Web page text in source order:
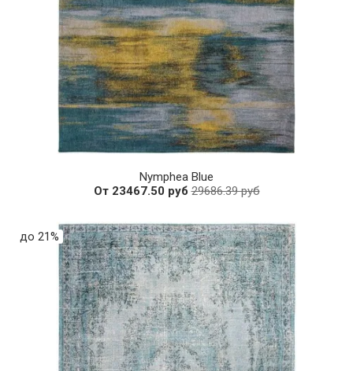
Nymphea Blue
От 23467.50 руб29686.39 руб
до 21%